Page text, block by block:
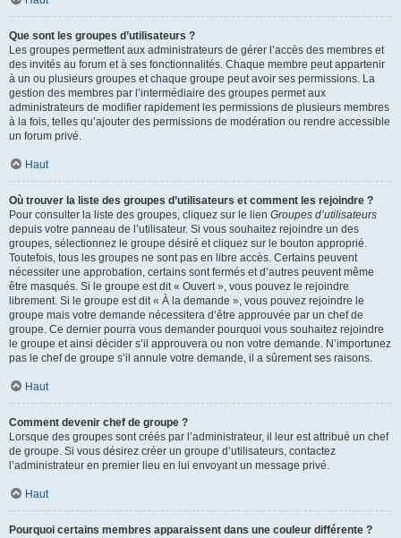
Que sont les groupes d’utilisateurs ?
Les groupes permettent aux administrateurs de gérer l’accès des membres et
des invités au forum et à ses fonctionnalités. Chaque membre peut appartenir
à un ou plusieurs groupes et chaque groupe peut avoir ses permissions. La
gestion des membres par l’intermédiaire des groupes permet aux
administrateurs de modifier rapidement les permissions de plusieurs membres
à la fois, telles qu’ajouter des permissions de modération ou rendre accessible
un forum privé.
Haut
Où trouver la liste des groupes d’utilisateurs et comment les rejoindre ?
Pour consulter la liste des groupes, cliquez sur le lien Groupes d’utilisateurs
depuis votre panneau de l’utilisateur. Si vous souhaitez rejoindre un des
groupes, sélectionnez le groupe désiré et cliquez sur le bouton approprié.
Toutefois, tous les groupes ne sont pas en libre accès. Certains peuvent
nécessiter une approbation, certains sont fermés et d’autres peuvent même
être masqués. Si le groupe est dit « Ouvert », vous pouvez le rejoindre
librement. Si le groupe est dit « À la demande », vous pouvez rejoindre le
groupe mais votre demande nécessitera d’être approuvée par un chef de
groupe. Ce dernier pourra vous demander pourquoi vous souhaitez rejoindre
le groupe et ainsi décider s’il approuvera ou non votre demande. N’importunez
pas le chef de groupe s’il annule votre demande, il a sûrement ses raisons.
Haut
Comment devenir chef de groupe ?
Lorsque des groupes sont créés par l’administrateur, il leur est attribué un chef
de groupe. Si vous désirez créer un groupe d’utilisateurs, contactez
l’administrateur en premier lieu en lui envoyant un message privé.
Haut
Pourquoi certains membres apparaissent dans une couleur différente ?